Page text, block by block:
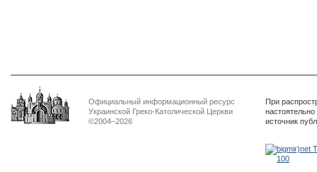
Официальный информационный ресурс
Украинской Греко-Католической Церкви
©2004–2026
При
источник